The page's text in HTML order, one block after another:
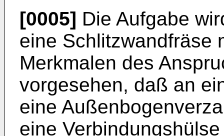
[0005] Die Aufgabe
eine Schlitzwandfräse
Merkmalen des
vorgesehen, daß an
eine
eine